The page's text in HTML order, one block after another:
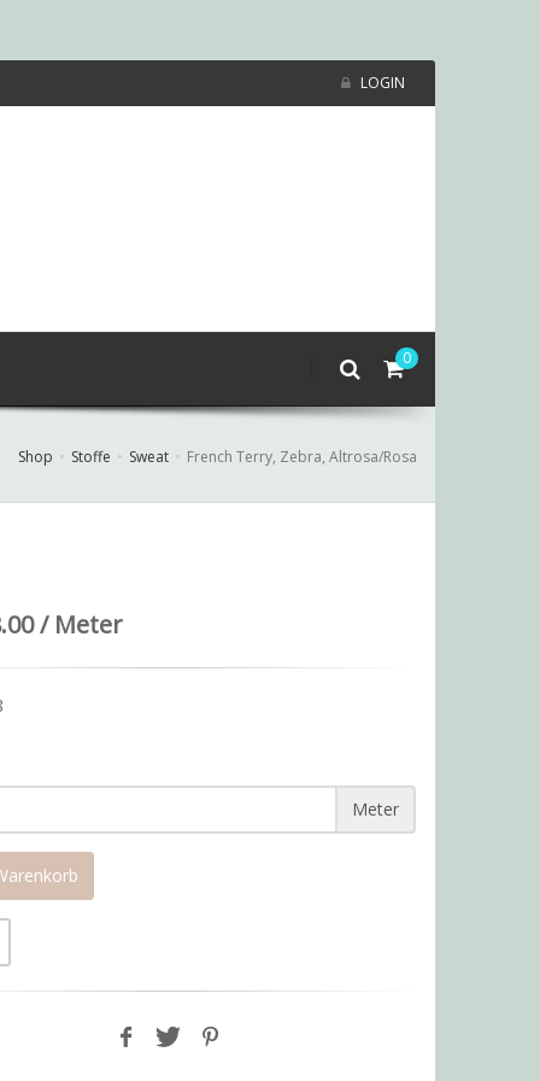
LOGIN
0
Shop Stoffe Sweat French Terry, Zebra, Altrosa/Rosa
/ Meter
Meter